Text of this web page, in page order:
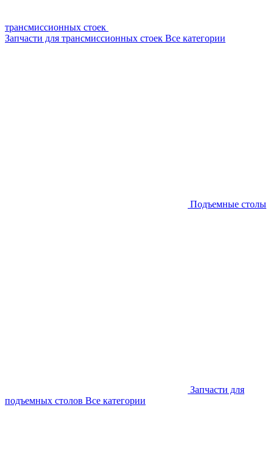
трансмиссионных стоек
Запчасти для трансмиссионных стоек Все категории
Подъемные столы
Запчасти для
подъемных столов Все категории